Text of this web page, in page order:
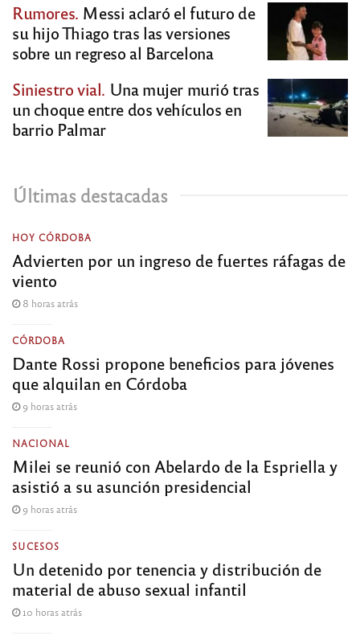
Rumores. Messi aclaró el futuro de
su hijo Thiago tras las versiones
sobre un regreso al Barcelona
Siniestro vial. Una mujer murió tras
un choque entre dos vehículos en
barrio Palmar
Últimas destacadas
HOY CÓRDOBA
Advierten por un ingreso de fuertes ráfagas de
viento
8 horas atrás
CÓRDOBA
Dante Rossi propone beneficios para jóvenes
que alquilan en Córdoba
9 horas atrás
NACIONAL
Milei se reunió con Abelardo de la Espriella y
asistió a su asunción presidencial
9 horas atrás
SUCESOS
Un detenido por tenencia y distribución de
material de abuso sexual infantil
10 horas atrás